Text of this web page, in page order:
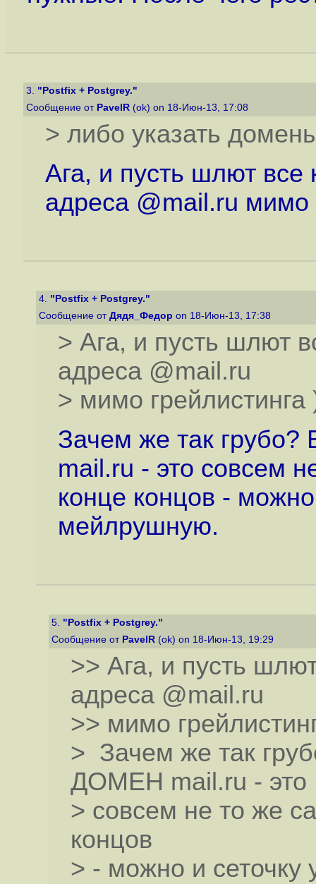
3. "Postfix + Postgrey."
Сообщение от PavelR (ok) on 18-Июн-13, 17:08
> либо указать
Ага, и пусть шлют все
адреса @mail.ru мимо
4. "Postfix + Postgrey."
Сообщение от Дядя_Федор on 18-Июн-13, 17:38
> Ага, и пусть шлют
адреса @mail.ru
> мимо грейлистинга
Зачем же так
mail.ru - это совсем
конце концов - можно
мейлрушную.
5. "Postfix + Postgrey."
Сообщение от PavelR (ok) on 18-Июн-13, 19:29
>> Ага, и пусть
адреса @mail.ru
>> мимо
> Зачем же так
ДОМЕН mail.ru - это
> совсем не то же
концов
> - можно и сеточку